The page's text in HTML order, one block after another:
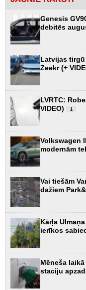
Genesis
debitēs
Latvijas
Zeekr (+
LVRTC:
VIDEO)
1
Volkswagen
modernām
Vai tiešām
dažiem
Kārļa
ierīkos
Mēneša
staciju